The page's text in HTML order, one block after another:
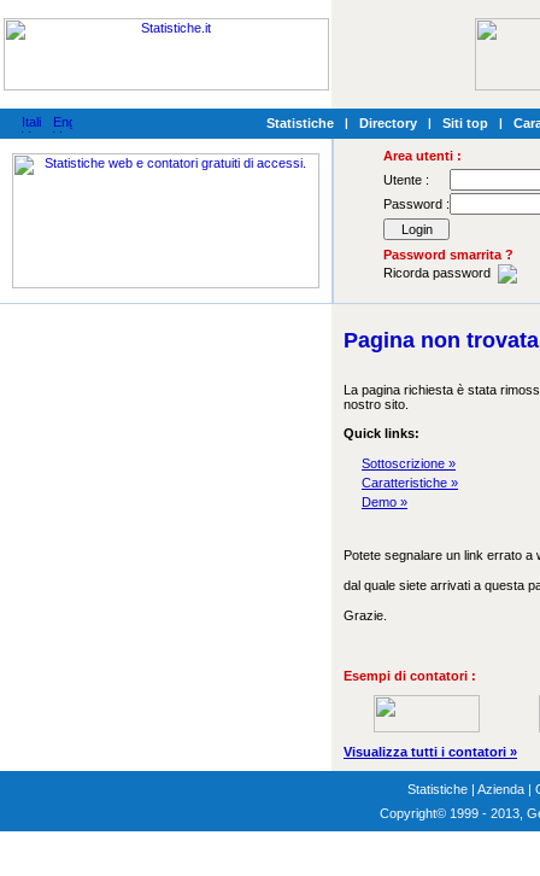
Statistiche | Directory | Siti top |
Area utenti :
Utente :
Password :
Password smarrita ?
Ricorda password
Pagina non trovata
La pagina richiesta è stata
nostro sito.
Quick links:
Sottoscrizione »
Caratteristiche »
Demo »
Potete segnalare un link errato a
dal quale siete arrivati a questa
Grazie.
Esempi di contatori :
Visualizza tutti i contatori »
Statistiche | Azienda |
Copyright© 1999 - 2013,